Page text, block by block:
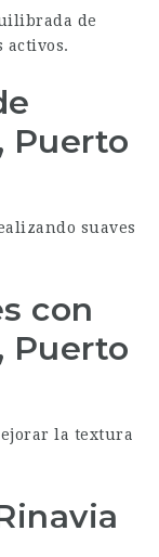
de
activos.
Puerto
suaves
con
Puerto
la textura